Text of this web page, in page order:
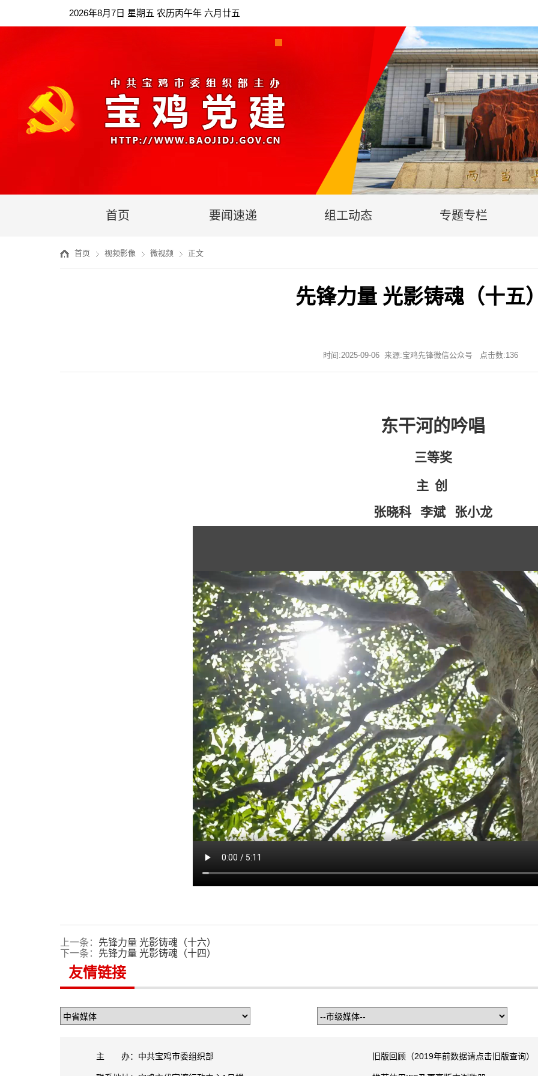
2026年8月7日 星期五 农历丙午年 六月廿五
首页 要闻速递 组工动态 专题专栏
首页 视频影像 微视频 正文
先锋力量 光影铸魂（十五
时间:2025-09-06 来源:宝鸡先锋微信公众号 点击数:136
东干河的吟唱
三等奖
主 创
张晓科 李斌 张小龙
上一条： 先锋力量 光影铸魂（十六）
下一条： 先锋力量 光影铸魂（十四）
友情链接
主 办：中共宝鸡市委组织部 旧版回顾（2019年前数据请点击旧版查询）